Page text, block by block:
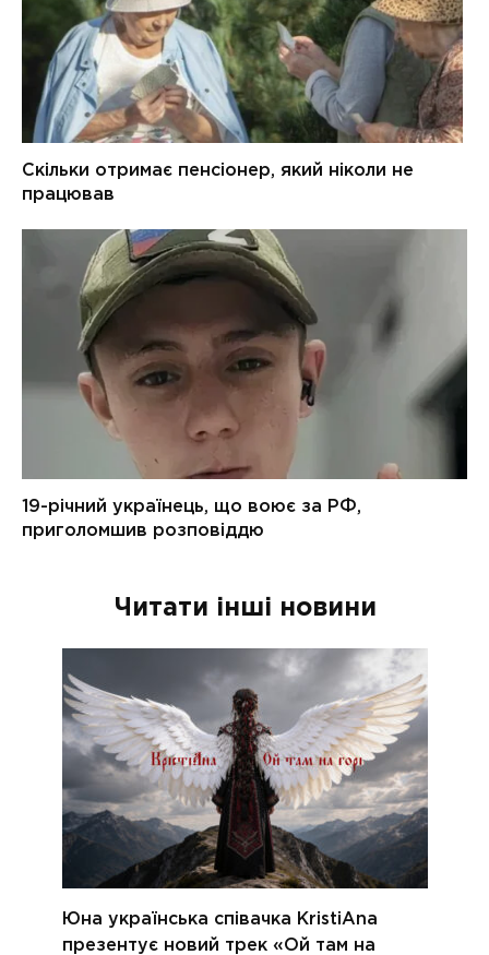
Читати інші новини
Юна українська співачка KristiAna
презентує новий трек «Ой там на